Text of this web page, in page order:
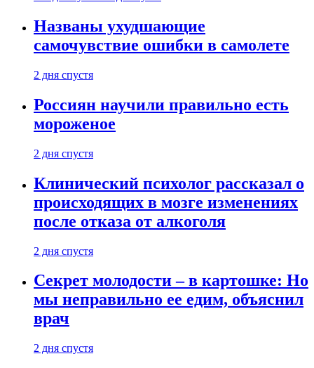
Названы ухудшающие
самочувствие ошибки в самолете
2 дня спустя
Россиян научили правильно есть
мороженое
2 дня спустя
Клинический психолог рассказал о
происходящих в мозге изменениях
после отказа от алкоголя
2 дня спустя
Секрет молодости – в картошке: Но
мы неправильно ее едим, объяснил
врач
2 дня спустя